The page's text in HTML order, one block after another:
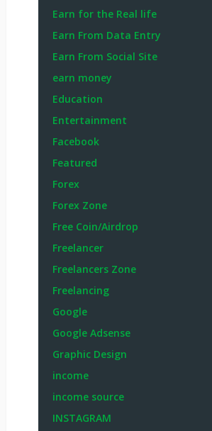
Earn for the Real life
Earn From Data Entry
Earn From Social Site
earn money
Education
Entertainment
Facebook
Featured
Forex
Forex Zone
Free Coin/Airdrop
Freelancer
Freelancers Zone
Freelancing
Google
Google Adsense
Graphic Design
income
income source
INSTAGRAM